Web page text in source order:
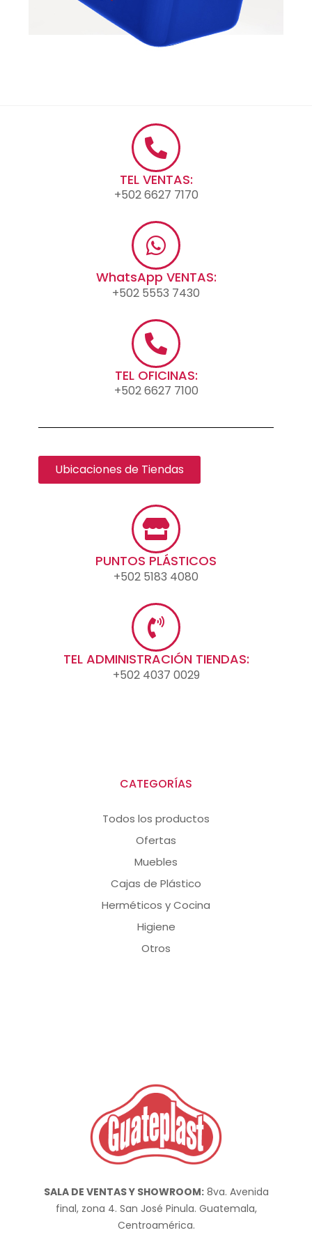
TEL VENTAS:
+502 6627 7170
WhatsApp VENTAS:
+502 5553 7430
TEL OFICINAS:
+502 6627 7100
Ubicaciones de Tiendas
PUNTOS PLÁSTICOS
+502 5183 4080
TEL ADMINISTRACIÓN TIENDAS:
+502 4037 0029
CATEGORÍAS
Todos los productos
Ofertas
Muebles
Cajas de Plástico
Herméticos y Cocina
Higiene
Otros
SALA DE VENTAS Y SHOWROOM:8va. Avenida
final, zona 4. San José Pinula. Guatemala,
Centroamérica.